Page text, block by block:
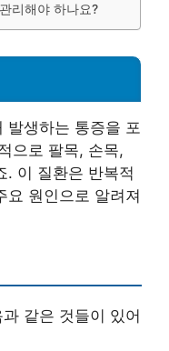
리해야 하나요?
발생하는 통증을 포
으로 팔목, 손목,
. 이 질환은 반복적
요 원인으로 알려져
같은 것들이 있어